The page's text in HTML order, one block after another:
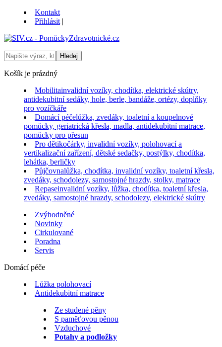
Kontakt
Přihlásit |
Košík je prázdný
Mobilitainvalidní vozíky, chodítka, elektrické skútry,
antidekubitní sedáky, hole, berle, bandáže, ortézy, doplňky
pro vozíčkáře
Domácí péčelůžka, zvedáky, toaletní a koupelnové
pomůcky, geriatrická křesla, madla, antidekubitní matrace,
pomůcky pro přesun
Pro dětikočárky, invalidní vozíky, polohovací a
vertikalizační zařízení, dětské sedačky, postýlky, chodítka,
lehátka, berličky
Půjčovnalůžka, chodítka, invalidní vozíky, toaletní křesla,
zvedáky, schodolezy, samostojné hrazdy, stolky, matrace
Repaseinvalidní vozíky, lůžka, chodítka, toaletní křesla,
zvedáky, samostojné hrazdy, schodolezy, elektrické skútry
Zvýhodněné
Novinky
Cirkulované
Poradna
Servis
Domácí péče
Lůžka polohovací
Antidekubitní matrace
Ze studené pěny
S paměťovou pěnou
Vzduchové
Potahy a podložky